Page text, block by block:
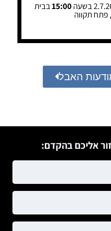
15:00בבית
פתח תקווה
האבל
אליכם בהקדם: